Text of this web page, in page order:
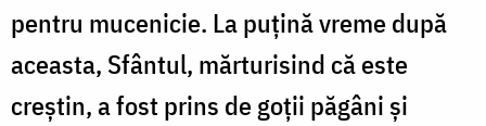
pentru mucenicie. La puţină vreme după
aceasta, Sfântul, mărturisind că este
creştin, a fost prins de goţii păgâni şi